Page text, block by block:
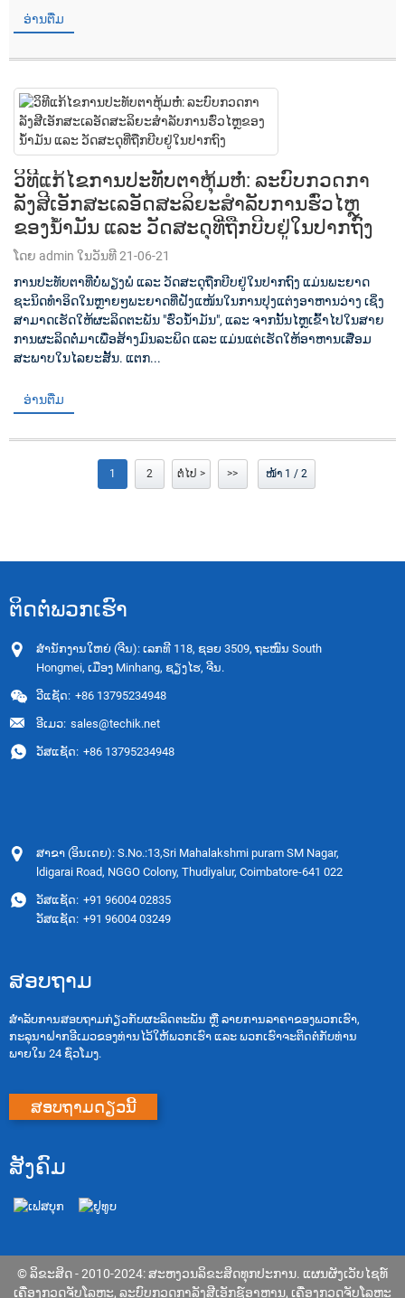
ອ່ານຕື່ມ
ວິທີແກ້ໄຂການປະທັບຕາຫຸ້ມຫໍ່: ລະບົບກວດກາ
ລັງສີເອັກສະເລອັດສະລິຍະສຳລັບການຮົ່ວໄຫຼ
ຂອງນ້ຳມັນ ແລະ ວັດສະດຸທີ່ຖືກບີບຢູ່ໃນປາກຖົງ
ໂດຍ admin ໃນວັນທີ 21-06-21
ການປະທັບຕາທີ່ບໍ່ພຽງພໍ ແລະ ວັດສະດຸຖືກບີບຢູ່ໃນປາກຖົງ ແມ່ນພະຍາດ
ຊະນິດທຳອິດໃນຫຼາຍໆພະຍາດທີ່ຝັງແໜ້ນໃນການປຸງແຕ່ງອາຫານວ່າງ ເຊິ່ງ
ສາມາດເຮັດໃຫ້ຜະລິດຕະພັນ "ຮົ່ວນ້ຳມັນ", ແລະ ຈາກນັ້ນໄຫຼເຂົ້າໄປໃນສາຍ
ການຜະລິດຕໍ່ມາເພື່ອສ້າງມົນລະພິດ ແລະ ແມ່ນແຕ່ເຮັດໃຫ້ອາຫານເສື່ອມ
ສະພາບໃນໄລຍະສັ້ນ. ແຕກ...
ອ່ານຕື່ມ
1 2 ຕໍ່ໄປ > >> ໜ້າ 1 / 2
ຕິດຕໍ່ພວກເຮົາ
ສຳນັກງານໃຫຍ່ (ຈີນ): ເລກທີ 118, ຊອຍ 3509, ຖະໜົນ South
Hongmei, ເມືອງ Minhang, ຊຽງໄຮ, ຈີນ.
ວີແຊັດ: +86 13795234948
ອີເມວ: sales@techik.net
ວັສແຊັດ: +86 13795234948
ສາຂາ (ອິນເດຍ): S.No.:13,Sri Mahalakshmi puram SM Nagar,
ldigarai Road, NGGO Colony, Thudiyalur, Coimbatore-641 022
ວັສແຊັດ: +91 96004 02835
ວັສແຊັດ: +91 96004 03249
ສອບຖາມ
ສຳລັບການສອບຖາມກ່ຽວກັບຜະລິດຕະພັນ ຫຼື ລາຍການລາຄາຂອງພວກເຮົາ,
ກະລຸນາຝາກອີເມວຂອງທ່ານໄວ້ໃຫ້ພວກເຮົາ ແລະ ພວກເຮົາຈະຕິດຕໍ່ກັບທ່ານ
ພາຍໃນ 24 ຊົ່ວໂມງ.
ສອບຖາມດຽວນີ້
ສັງຄົມ
© ລິຂະສິດ - 2010-2024: ສະຫງວນລິຂະສິດທຸກປະການ. ແຜນຜັງເວັບໄຊທ໌
ເຄື່ອງກວດຈັບໂລຫະ, ລະບົບກວດກາລັງສີເອັກຊ໌ອາຫານ, ເຄື່ອງກວດຈັບໂລຫະ